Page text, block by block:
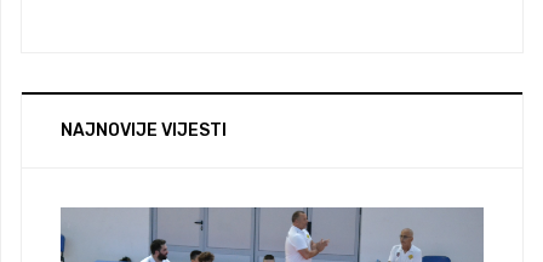
NAJNOVIJE VIJESTI